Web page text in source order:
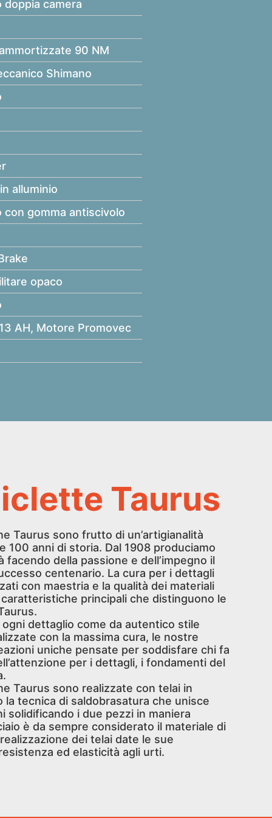
doppia camera
90 NM
Shimano
alluminio
con gomma antiscivolo
opaco
AH, Motore Promovec
Taurus
Taurus sono frutto di un’artigianalità
100 anni di storia. Dal 1908 produciamo
facendo della passione e dell’impegno il
centenario. La cura per i dettagli
con maestria e la qualità dei materiali
principali che distinguono le
dettaglio come da autentico stile
con la massima cura, le nostre
uniche pensate per soddisfare chi fa
per i dettagli, i fondamenti del
Taurus sono realizzate con telai in
la tecnica di saldobrasatura che unisce
solidificando i due pezzi in maniera
è da sempre considerato il materiale di
dei telai date le sue
ed elasticità agli urti.